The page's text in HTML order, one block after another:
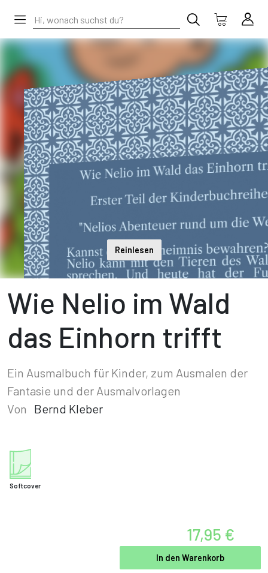
Reinlesen
Wie Nelio im Wald
das Einhorn trifft
Ein Ausmalbuch für Kinder, zum Ausmalen der
Fantasie und der Ausmalvorlagen
Von
Bernd Kleber
Softcover
17,95 €
In den Warenkorb